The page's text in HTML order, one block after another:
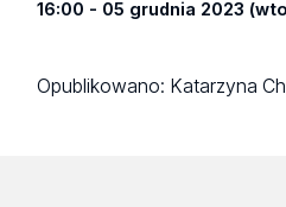
16:00 - 05 grudnia 2023
Opublikowano: Katarzyna